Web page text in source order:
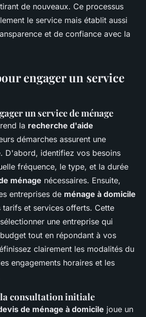
de nouveaux. Ce processus
le service mais établit aussi
et de confiance avec la
engager un service
un service de ménage
la recherche d'aide
démarches assurent une
D'abord, identifiez vos besoins
fréquence, le type, et la durée
ménage nécessaires. Ensuite,
entreprises de ménage à domicile
tarifs et services offerts. Cette
une entreprise qui
tout en répondant à vos
clairement les modalités du
engagements horaires et les
consultation initiale
de ménage à domicile joue un